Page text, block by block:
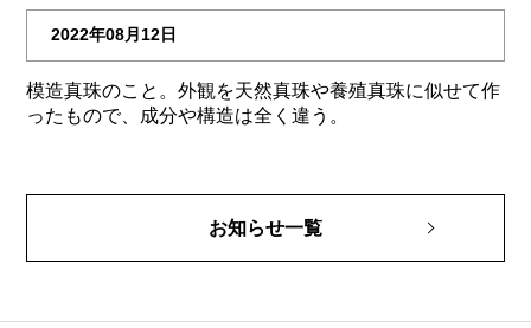
2022年08月12日
模造真珠のこと。外観を天然真珠や養殖真珠に似せて作
ったもので、成分や構造は全く違う。
お知らせ一覧